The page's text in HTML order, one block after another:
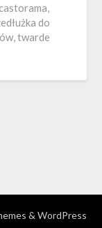
do
twarde
& WordPress